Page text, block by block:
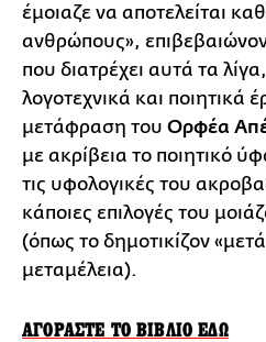
έμοιαζε να αποτελείται
ανθρώπους»,
που διατρέχει αυτά τα
λογοτεχνικά και ποιητικά
μετάφραση του Ορφέα
με ακρίβεια το ποιητικό
τις υφολογικές του
κάποιες επιλογές του
(όπως το δημοτικίζον
μεταμέλεια).
ΑΓΟΡΑΣΤΕ ΤΟ ΒΙΒΛΙΟ ΕΔΩ